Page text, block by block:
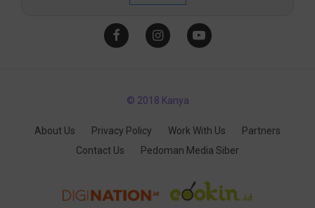
© 2018 Kanya
About Us Privacy Policy Work With Us
Partners
Contact Us
Pedoman Media Siber